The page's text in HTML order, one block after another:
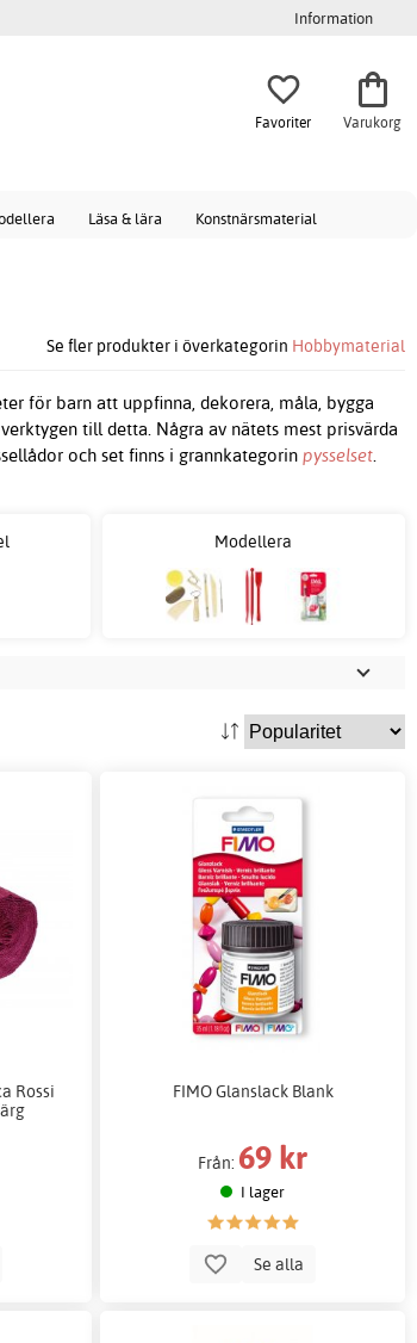
Information
Favoriter Varukorg
Läsa & lära Konstnärsmaterial
Se fler produkter i överkategorin Hobbymaterial
för barn att uppfinna, dekorera, måla, bygga
till detta. Några av nätets mest prisvärda
och set finns i grannkategorinpysselset.
Modellera
Rossi
FIMO Glanslack Blank
Från: 69 kr
I lager
Se alla